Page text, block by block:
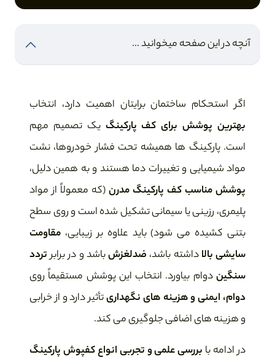
آنچه در این صفحه میخوانید ...
اگر استحکام ساختمان برایتان اهمیت دارد، انتخاب
بهترین پوشش برای کف پارکینگ یک تصمیم مهم
است. پارکینگ ها همیشه تحت فشار خودروها، نشت
مواد شیمیایی و تغییرات دما هستند و به همین دلیل،
پوشش مناسب کف پارکینگ مدرن(که معمولاً از مواد
پلیمری، رزینی یا سیمانی تشکیل شده است و روی سطح
بتنی کشیده می شود) باید علاوه بر زیبایی، مقاومت
سایشی بالاداشته باشد، ضدلغزشباشد و در برابرتردد
سنگیندوام بیاورد. انتخاب این پوشش مستقیماً روی
دوام، ایمنی و هزینه های نگهداریتأثیر دارد و از خرابی
و هزینه های اضافی جلوگیری می کند.
در ادامه با بررسی علمی و تجربی انواع کفپوش پارکینگ